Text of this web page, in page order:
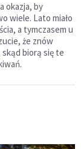
okazja, by
wiele. Lato miało
a tymczasem u
że znów
skąd biorą się te